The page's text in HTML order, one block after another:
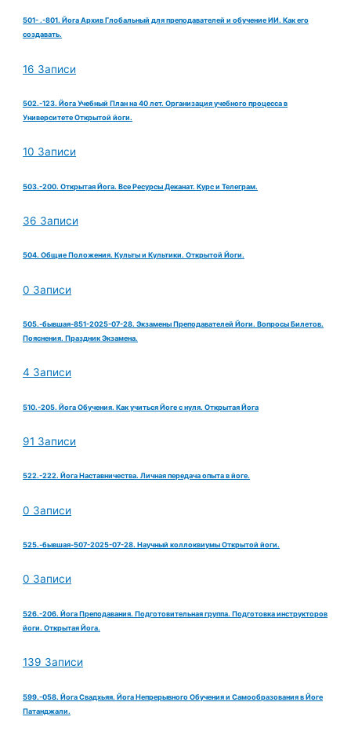
501- .-801. Йога Архив Глобальный для преподавателей и обучение ИИ. Как его
создавать.
16 Записи
502.-123. Йога Учебный План на 40 лет. Организация учебного процесса в
Университете Открытой йоги.
10 Записи
503.-200. Открытая Йога. Все Ресурсы Деканат. Курс и Телеграм.
36 Записи
504. Общие Положения. Культы и Культики. Открытой Йоги.
0 Записи
505.-бывшая-851-2025-07-28. Экзамены Преподавателей Йоги. Вопросы Билетов.
Пояснения. Праздник Экзамена.
4 Записи
510.-205. Йога Обучения. Как учиться Йоге с нуля. Открытая Йога
91 Записи
522.-222. Йога Наставничества. Личная передача опыта в йоге.
0 Записи
525.-бывшая-507-2025-07-28. Научный коллоквиумы Открытой йоги.
0 Записи
526.-206. Йога Преподавания. Подготовительная группа. Подготовка инструкторов
йоги. Открытая Йога.
139 Записи
599.-058. Йога Свадхьяя. Йога Непрерывного Обучения и Самообразования в Йоге
Патанджали.